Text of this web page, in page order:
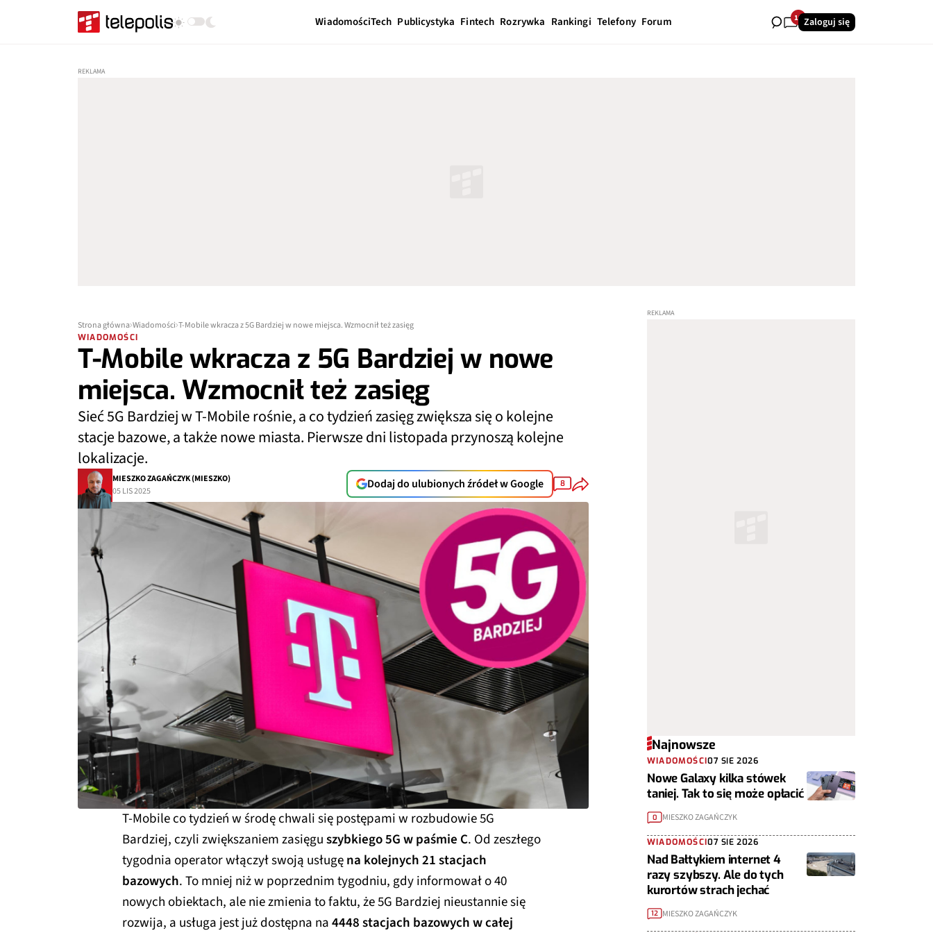
WiadomościTech Publicystyka Fintech Rozrywka Rankingi Telefony Forum 18Zaloguj się
Strona główna Wiadomości T-Mobile wkracza z 5G Bardziej w nowe miejsca. Wzmocnił też zasięg
WIADOMOŚCI
T-Mobile wkracza z 5G Bardziej w nowe
miejsca. Wzmocnił też zasięg
Sieć 5G Bardziej w T-Mobile rośnie, a co tydzień zasięg zwiększa się o kolejne
stacje bazowe, a także nowe miasta. Pierwsze dni listopada przynoszą kolejne
lokalizacje.
MIESZKO ZAGAŃCZYK (MIESZKO)
05 LIS 2025
Dodaj do ulubionych źródeł w Google 8
T-Mobile co tydzień w środę chwali się postępami w rozbudowie 5G
Bardziej, czyli zwiększaniem zasięguszybkiego 5G w paśmie C. Od zeszłego
tygodnia operator włączył swoją usługęna kolejnych 21 stacjach
bazowych. To mniej niż w poprzednim tygodniu, gdy informował o 40
nowych obiektach, ale nie zmienia to faktu, że 5G Bardziej nieustannie się
rozwija, a usługa jest już dostępna na4448 stacjach bazowych w całej
Najnowsze
WIADOMOŚCI07 SIE 2026
Nowe Galaxy kilka stówek
taniej. Tak to się może opłacić
0 MIESZKO ZAGAŃCZYK
WIADOMOŚCI07 SIE 2026
Nad Bałtykiem internet 4
razy szybszy. Ale do tych
kurortów strach jechać
12 MIESZKO ZAGAŃCZYK